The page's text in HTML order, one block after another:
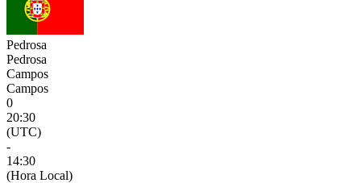
Pedrosa
Pedrosa
Campos
Campos
0
20:30
(UTC)
-
14:30
(Hora Local)